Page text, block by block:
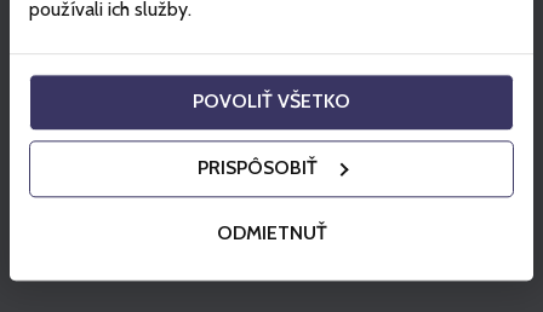
používali ich služby.
POVOLIŤ VŠETKO
PRISPÔSOBIŤ
ODMIETNUŤ